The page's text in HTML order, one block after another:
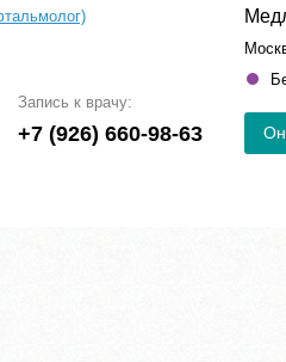
Запись к врачу:
+7 (926) 660-98-63